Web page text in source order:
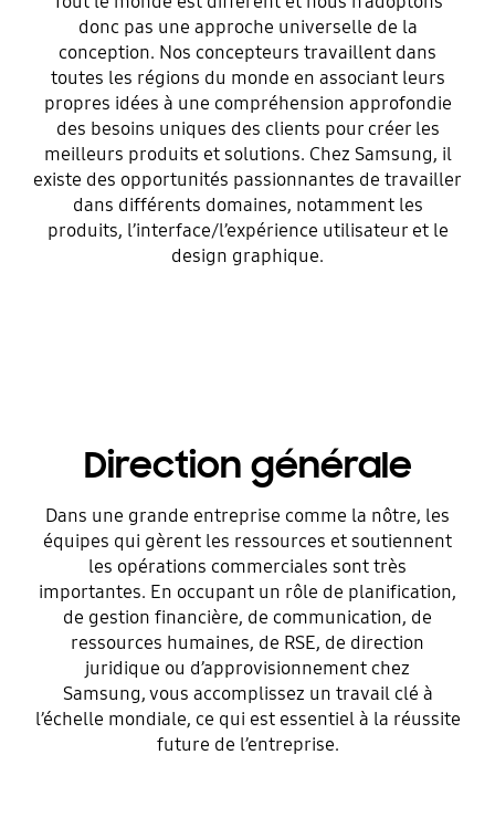
donc pas une approche universelle de la
conception. Nos concepteurs travaillent dans
toutes les régions du monde en associant leurs
propres idées à une compréhension approfondie
des besoins uniques des clients pour créer les
meilleurs produits et solutions. Chez Samsung, il
existe des opportunités passionnantes de travailler
dans différents domaines, notamment les
produits, l’interface/l’expérience utilisateur et le
design graphique.
Direction générale
Dans une grande entreprise comme la nôtre, les
équipes qui gèrent les ressources et soutiennent
les opérations commerciales sont très
importantes. En occupant un rôle de planification,
de gestion financière, de communication, de
ressources humaines, de RSE, de direction
juridique ou d’approvisionnement chez
Samsung, vous accomplissez un travail clé à
l’échelle mondiale, ce qui est essentiel à la réussite
future de l’entreprise.